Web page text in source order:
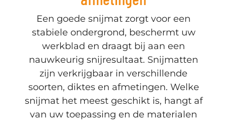
Een goede snijmat zorgt voor een
stabiele ondergrond, beschermt uw
werkblad en draagt bij aan een
nauwkeurig snijresultaat. Snijmatten
zijn verkrijgbaar in verschillende
soorten, diktes en afmetingen. Welke
snijmat het meest geschikt is, hangt af
van uw toepassing en de materialen